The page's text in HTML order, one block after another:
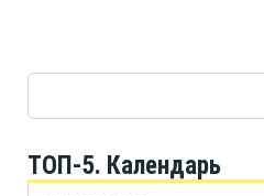
ТОП-5. Календарь